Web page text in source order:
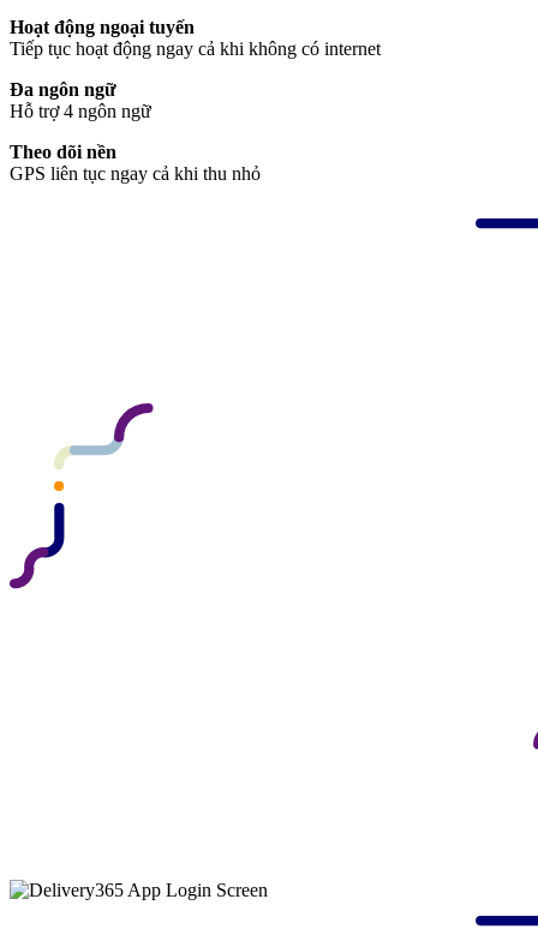
Hoạt động ngoại tuyến
Tiếp tục hoạt động ngay cả khi không có internet
Đa ngôn ngữ
Hỗ trợ 4 ngôn ngữ
Theo dõi nền
GPS liên tục ngay cả khi thu nhỏ